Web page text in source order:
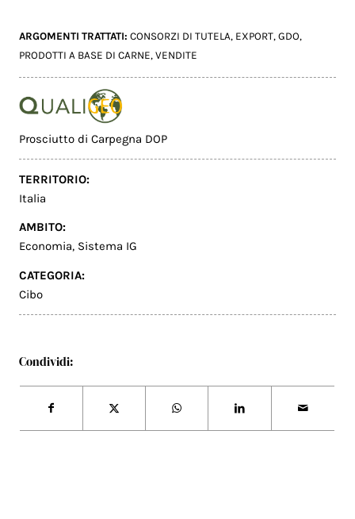
ARGOMENTI TRATTATI:CONSORZI DI TUTELA, EXPORT,GDO,
PRODOTTI A BASE DI CARNE,VENDITE
Prosciutto di Carpegna DOP
TERRITORIO:
Italia
AMBITO:
Economia, Sistema IG
CATEGORIA:
Cibo
Condividi: